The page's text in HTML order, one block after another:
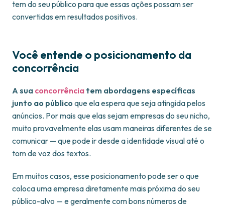
tem do seu público para que essas ações possam ser
convertidas em resultados positivos.
Você entende o posicionamento da
concorrência
A sua concorrência tem abordagens específicas
junto ao público que ela espera que seja atingida pelos
anúncios. Por mais que elas sejam empresas do seu nicho,
muito provavelmente elas usam maneiras diferentes de se
comunicar — que pode ir desde a identidade visual até o
tom de voz dos textos.
Em muitos casos, esse posicionamento pode ser o que
coloca uma empresa diretamente mais próxima do seu
público-alvo — e geralmente com bons números de